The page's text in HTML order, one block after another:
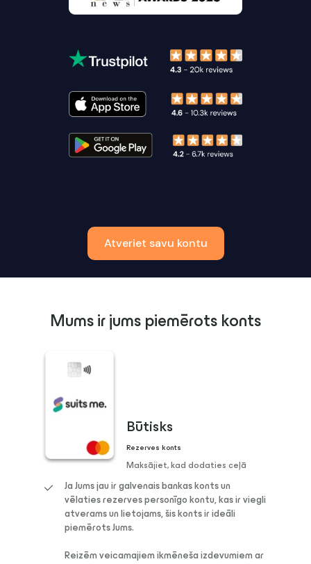
Atveriet savu kontu
Mums ir jums piemērots konts
Būtisks
Rezerves konts
Maksājiet, kad dodaties ceļā
Ja Jums jau ir galvenais bankas konts un
vēlaties rezerves personīgo kontu, kas ir viegli
atverams un lietojams, šis konts ir ideāli
piemērots Jums.
Reizēm veicamajiem ikmēneša izdevumiem ar